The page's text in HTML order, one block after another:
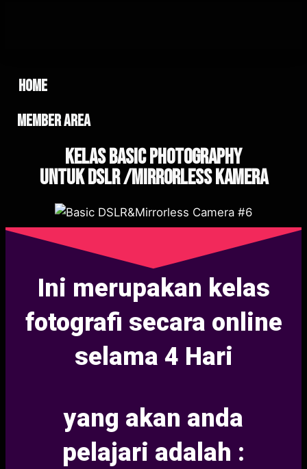
home
member area
Kelas Basic Photography
UNTUK DSLR /Mirrorless Kamera
Ini merupakan kelas
fotografi secara online
selama 4 Hari
yang akan anda
pelajari adalah :